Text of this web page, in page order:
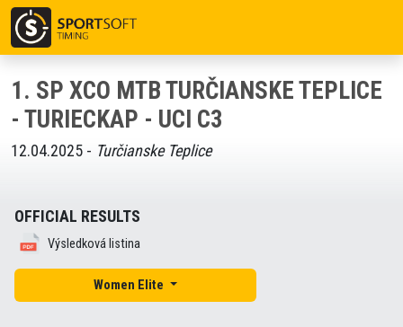
1. SP XCO MTB TURČIANSKE TEPLICE
- TURIECKAP - UCI C3
12.04.2025 - Turčianske Teplice
OFFICIAL RESULTS
Výsledková listina
Women Elite